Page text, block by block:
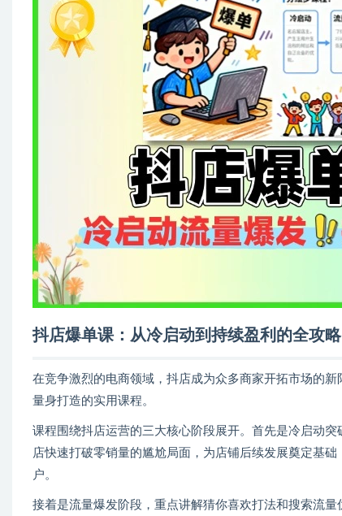
抖店爆单课：从冷启动到持续盈利的全攻略
在竞争激烈的电商领域，抖店成为众多商家开拓市场的
量身打造的实用课程。
课程围绕抖店运营的三大核心阶段展开。首先是冷启动
店快速打破零销量的尴尬局面，为店铺后续发展奠定基
户。
接着是流量爆发阶段，重点讲解猜你喜欢打法和搜索流